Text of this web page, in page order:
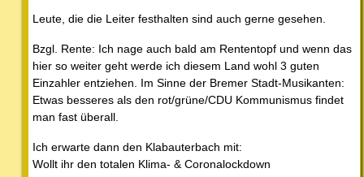
Leute, die die Leiter festhalten sind auch gerne gesehen.
Bzgl. Rente: Ich nage auch bald am Rententopf und wenn das
hier so weiter geht werde ich diesem Land wohl 3 guten
Einzahler entziehen. Im Sinne der Bremer Stadt-Musikanten:
Etwas besseres als den rot/grüne/CDU Kommunismus findet
man fast überall.
Ich erwarte dann den Klabauterbach mit:
Wollt ihr den totalen Klima- & Coronalockdown